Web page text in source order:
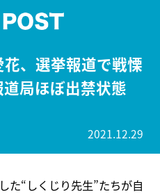
、選挙報道で戦慄
局ほぼ出禁状態
2021.12.29
た“しくじり先生”たちが自